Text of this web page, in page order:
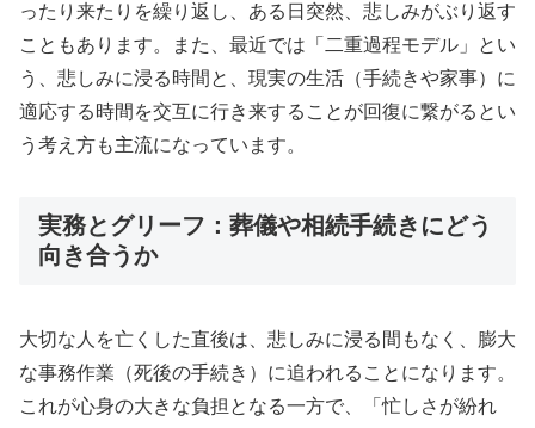
ったり来たりを繰り返し、ある日突然、悲しみがぶり返す
こともあります。また、最近では「二重過程モデル」とい
う、悲しみに浸る時間と、現実の生活（手続きや家事）に
適応する時間を交互に行き来することが回復に繋がるとい
う考え方も主流になっています。
実務とグリーフ：葬儀や相続手続きにどう
向き合うか
大切な人を亡くした直後は、悲しみに浸る間もなく、膨大
な事務作業（死後の手続き）に追われることになります。
これが心身の大きな負担となる一方で、「忙しさが紛れ